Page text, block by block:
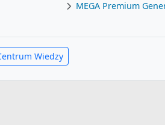
MEGA Premium
Wiedzy